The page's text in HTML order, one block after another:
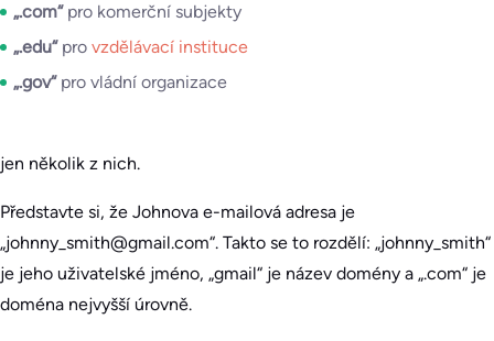
„.com“pro komerční subjekty
„.edu“ pro vzdělávací instituce
„.gov“pro vládní organizace
jen několik z nich.
Představte si, že Johnova e-mailová adresa je
„johnny_smith@gmail.com“. Takto se to rozdělí: „johnny_smith“
je jeho uživatelské jméno, „gmail“ je název domény a „.com“ je
doména nejvyšší úrovně.